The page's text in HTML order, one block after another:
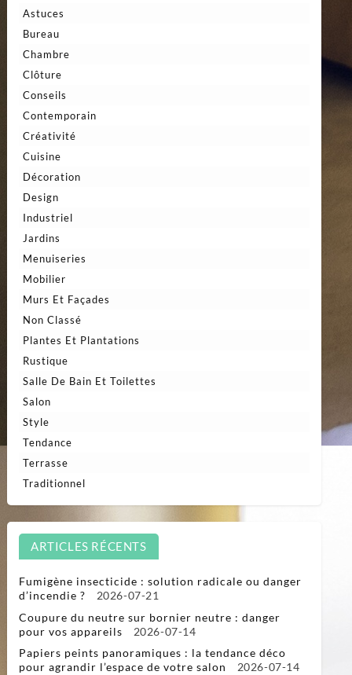
Astuces
Bureau
Chambre
Clôture
Conseils
Contemporain
Créativité
Cuisine
Décoration
Design
Industriel
Jardins
Menuiseries
Mobilier
Murs Et Façades
Non Classé
Plantes Et Plantations
Rustique
Salle De Bain Et Toilettes
Salon
Style
Tendance
Terrasse
Traditionnel
ARTICLES RÉCENTS
Fumigène insecticide : solution radicale ou danger
d’incendie ?
2026-07-21
Coupure du neutre sur bornier neutre : danger
pour vos appareils
2026-07-14
Papiers peints panoramiques : la tendance déco
pour agrandir l’espace de votre salon
2026-07-14